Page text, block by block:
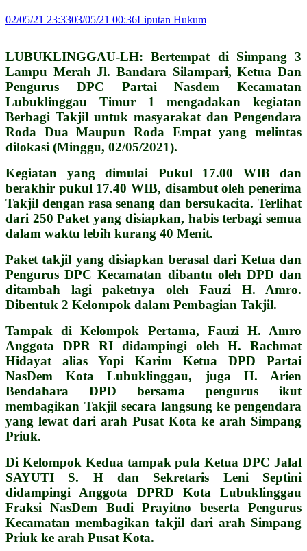
02/05/21 23:3303/05/21 00:36Liputan Hukum
LUBUKLINGGAU-LH: Bertempat di Simpang 3
Lampu Merah Jl. Bandara Silampari, Ketua Dan
Pengurus DPC Partai Nasdem Kecamatan
Lubuklinggau Timur 1 mengadakan kegiatan
Berbagi Takjil untuk masyarakat dan Pengendara
Roda Dua Maupun Roda Empat yang melintas
dilokasi (Minggu, 02/05/2021).
Kegiatan yang dimulai Pukul 17.00 WIB dan
berakhir pukul 17.40 WIB, disambut oleh penerima
Takjil dengan rasa senang dan bersukacita. Terlihat
dari 250 Paket yang disiapkan, habis terbagi semua
dalam waktu lebih kurang 40 Menit.
Paket takjil yang disiapkan berasal dari Ketua dan
Pengurus DPC Kecamatan dibantu oleh DPD dan
ditambah lagi paketnya oleh Fauzi H. Amro.
Dibentuk 2 Kelompok dalam Pembagian Takjil.
Tampak di Kelompok Pertama, Fauzi H. Amro
Anggota DPR RI didampingi oleh H. Rachmat
Hidayat alias Yopi Karim Ketua DPD Partai
NasDem Kota Lubuklinggau, juga H. Arien
Bendahara DPD bersama pengurus ikut
membagikan Takjil secara langsung ke pengendara
yang lewat dari arah Pusat Kota ke arah Simpang
Priuk.
Di Kelompok Kedua tampak pula Ketua DPC Jalal
SAYUTI S. H dan Sekretaris Leni Septini
didampingi Anggota DPRD Kota Lubuklinggau
Fraksi NasDem Budi Prayitno beserta Pengurus
Kecamatan membagikan takjil dari arah Simpang
Priuk ke arah Pusat Kota.